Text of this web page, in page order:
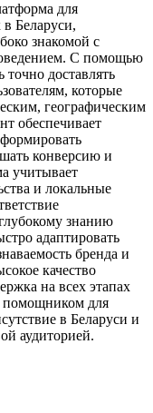
для
Беларуси,
знакомой с
С помощью
точно доставлять
которые
географическим
обеспечивает
конверсию и
учитывает
и локальные
знанию
адаптировать
бренда и
качество
на всех этапах
помощником для
в Беларуси и
аудиторией.